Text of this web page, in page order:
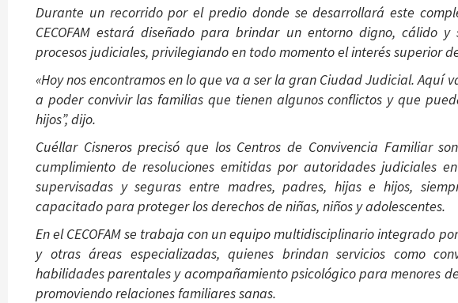
Durante un recorrido por el predio donde se desarrollará este
CECOFAM estará diseñado para brindar un entorno digno, cálido
procesos judiciales, privilegiando en todo momento el interés superior
«Hoy nos encontramos en lo que va a ser la gran Ciudad Judicial. Aquí
a poder convivir las familias que tienen algunos conflictos y que
hijos”, dijo.
Cuéllar Cisneros precisó que los Centros de Convivencia Familiar
cumplimiento de resoluciones emitidas por autoridades judiciales
supervisadas y seguras entre madres, padres, hijas e hijos,
capacitado para proteger los derechos de niñas, niños y adolescentes.
En el CECOFAM se trabaja con un equipo multidisciplinario integrado
y otras áreas especializadas, quienes brindan servicios como
habilidades parentales y acompañamiento psicológico para menores
promoviendo relaciones familiares sanas.